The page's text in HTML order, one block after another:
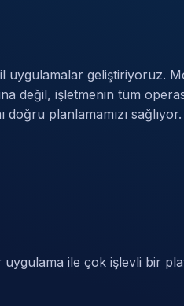
uygulamalar geliştiriyoruz.
değil, işletmenin tüm
planlamamızı sağlıyor.
ile çok işlevli bir